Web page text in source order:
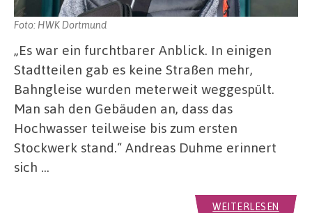
Foto: HWK Dortmund
„Es war ein furchtbarer Anblick. In einigen
Stadtteilen gab es keine Straßen mehr,
Bahngleise wurden meterweit weggespült.
Man sah den Gebäuden an, dass das
Hochwasser teilweise bis zum ersten
Stockwerk stand.“ Andreas Duhme erinnert
sich …
WEITERLESEN